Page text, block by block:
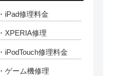
・iPad修理料金
・XPERIA修理
・iPodTouch修理料金
・ゲーム機修理